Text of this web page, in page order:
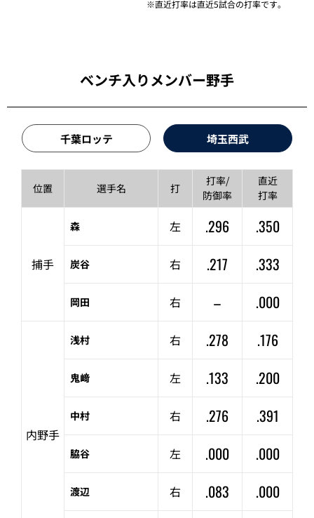
※直近打率は直近5試合の打率です。
ベンチ入りメンバー野手
千葉ロッテ 埼玉西武
位置 選手名 打
打率/
防御率
直近
打率
捕手
森 左 .296 .350
炭谷 右 .217 .333
岡田 右 – .000
内野手
浅村 右 .278 .176
鬼﨑 左 .133 .200
中村 右 .276 .391
脇谷 左 .000 .000
渡辺 右 .083 .000